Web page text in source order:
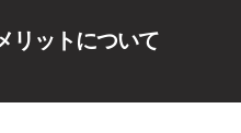
リットについて